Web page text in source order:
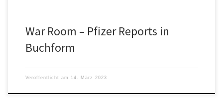
War Room – Pfizer Reports in
Buchform
Veröffentlicht am 14. März 2023